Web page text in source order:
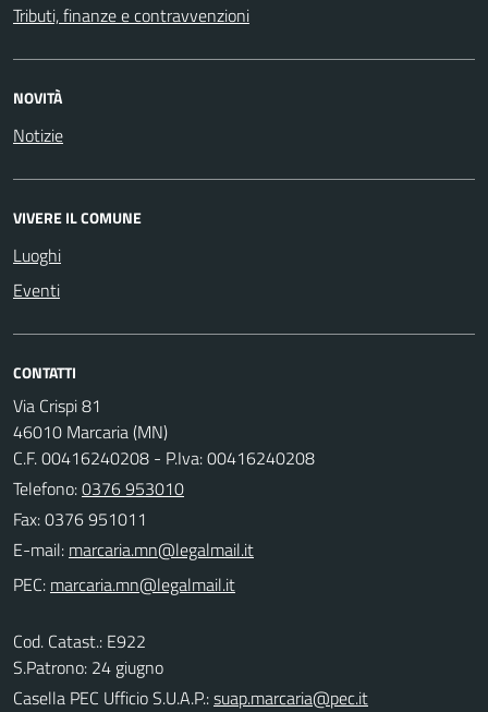
Tributi, finanze e contravvenzioni
NOVITÀ
Notizie
VIVERE IL COMUNE
Luoghi
Eventi
CONTATTI
Via Crispi 81
46010 Marcaria (MN)
C.F. 00416240208 - P.Iva: 00416240208
Telefono:0376 953010
Fax: 0376 951011
E-mail:
PEC:
Cod. Catast.: E922
S.Patrono: 24 giugno
Casella PEC Ufficio S.U.A.P.:suap.marcaria@pec.it